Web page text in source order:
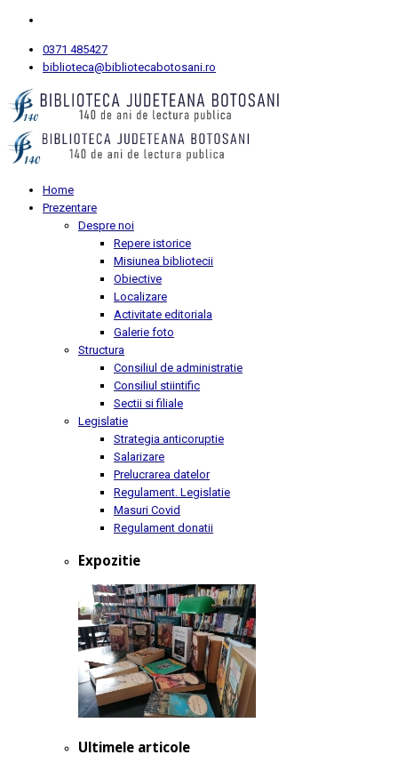
0371 485427
biblioteca@bibliotecabotosani.ro
Home
Prezentare
Despre noi
Repere istorice
Misiunea bibliotecii
Obiective
Localizare
Activitate editoriala
Galerie foto
Structura
Consiliul de administratie
Consiliul stiintific
Sectii si filiale
Legislatie
Strategia anticoruptie
Salarizare
Prelucrarea datelor
Regulament. Legislatie
Masuri Covid
Regulament donatii
Expozitie
Ultimele articole